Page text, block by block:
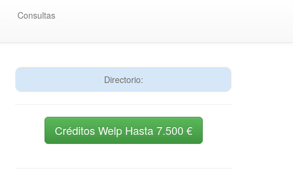
Consultas
Directorio:
Créditos Welp Hasta 7.500 €